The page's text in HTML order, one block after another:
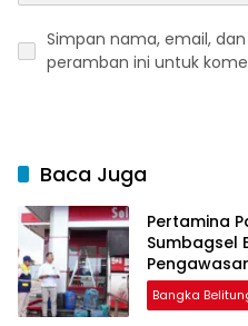
Simpan nama, email,
peramban ini untuk
Baca Juga
Pertamina
Sumbagsel
bagi
Bangka